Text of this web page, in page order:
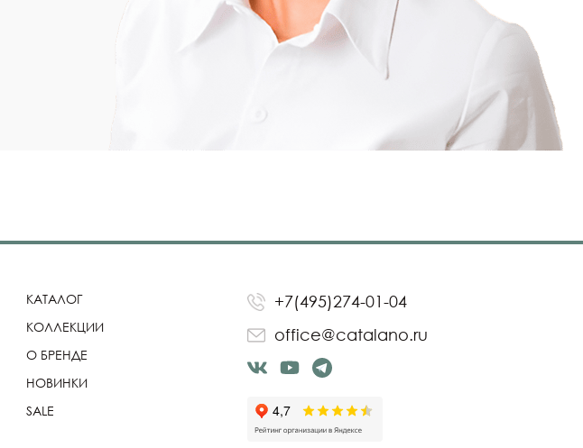
КАТАЛОГ
КОЛЛЕКЦИИ
О БРЕНДЕ
НОВИНКИ
SALE
+7(495)274-01-04
office@catalano.ru